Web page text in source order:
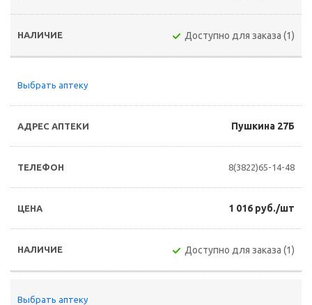
Доступно для заказа (1)
Выбрать аптеку
Пушкина 27Б
8(3822)65-14-48
1 016 руб./шт
Доступно для заказа (1)
Выбрать аптеку